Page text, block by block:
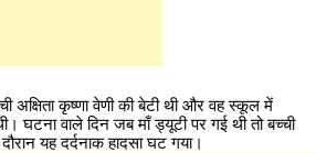
अक्षिता कृष्णा वेणी की बेटी थी और वह स्कूल में
घटना वाले दिन जब माँ ड्यूटी पर गई थी तो बच्ची
यह दर्दनाक हादसा घट गया।